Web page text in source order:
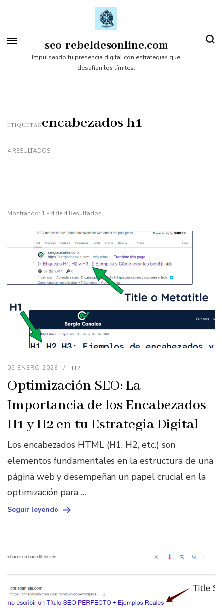
contenido
(presiona
seo-rebeldesonline.com
Impulsando tu presencia digital con estrategias que
desafían los límites.
ETIQUETAS encabezados h1
4 RESULTADOS
Mostrando: 1 - 4 de 4 Resultados
05 ENERO 2026 H2
Optimización SEO: La
Importancia de los Encabezados
H1 y H2 en tu Estrategia Digital
Los encabezados HTML (H1, H2, etc.) son
elementos fundamentales en la estructura de una
página web y desempeñan un papel crucial en la
optimización para …
Seguir leyendo